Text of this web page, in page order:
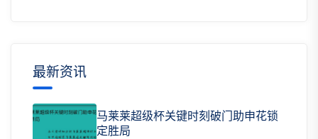
最新资讯
马莱莱超级杯关键时刻破门助申花锁
定胜局